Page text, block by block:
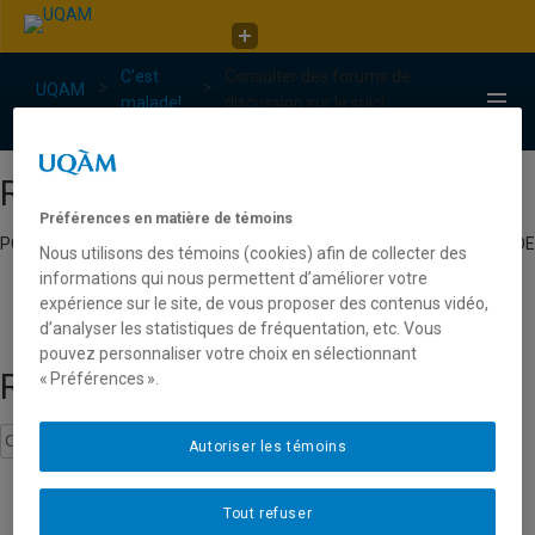
C'est malade!
UQAM
C'est
malade!
Consulter des forums de
discussion sur le suici...
Répertoire
POUR TROUVER UN CHERCHEUR EXPERT EN JEUNESSE DU RÉSEAU DE
L’UNIVERSITÉ DU QUÉBEC.
Recherche
détresse psychologique
Préférences en matière de témoins
Nous utilisons des témoins (cookies) afin de collecter des
informations qui nous permettent d’améliorer votre
expérience sur le site, de vous proposer des contenus vidéo,
d’analyser les statistiques de fréquentation, etc. Vous
pouvez personnaliser votre choix en sélectionnant
« Préférences ».
Tout refuser
Autoriser les témoins